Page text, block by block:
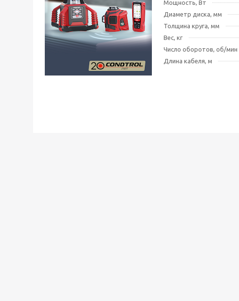
Мощность, Вт
Диаметр диска, мм
Толщина круга, мм
Вес, кг
Число оборотов, об/мин
Длина кабеля, м